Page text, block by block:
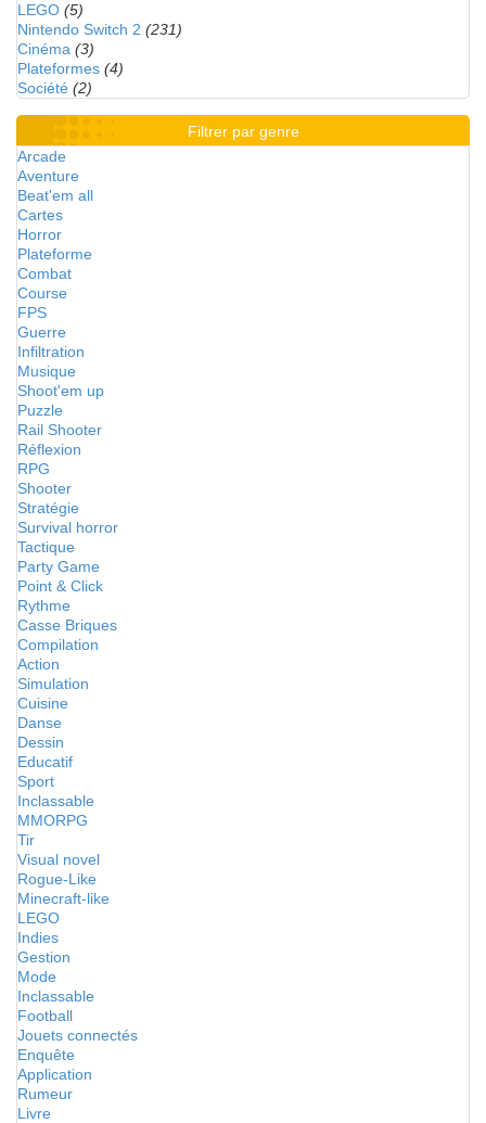
LEGO (5)
Nintendo Switch 2 (231)
Cinéma (3)
Plateformes (4)
Société (2)
Filtrer par genre
Arcade
Aventure
Beat'em all
Cartes
Horror
Plateforme
Combat
Course
FPS
Guerre
Infiltration
Musique
Shoot'em up
Puzzle
Rail Shooter
Réflexion
RPG
Shooter
Stratégie
Survival horror
Tactique
Party Game
Point & Click
Rythme
Casse Briques
Compilation
Action
Simulation
Cuisine
Danse
Dessin
Educatif
Sport
Inclassable
MMORPG
Tir
Visual novel
Rogue-Like
Minecraft-like
LEGO
Indies
Gestion
Mode
Inclassable
Football
Jouets connectés
Enquête
Application
Rumeur
Livre